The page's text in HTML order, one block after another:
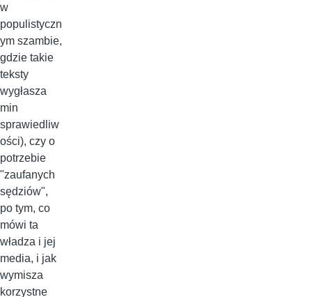
w
populistyczn
ym szambie,
gdzie takie
teksty
wygłasza
min
sprawiedliw
ości), czy o
potrzebie
"zaufanych
sędziów",
po tym, co
mówi ta
władza i jej
media, i jak
wymisza
korzystne